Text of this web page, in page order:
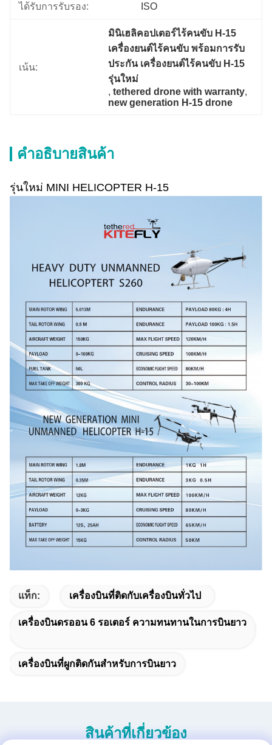
ได้รับการรับรอง: ISO
เน้น:
มินิเฮลิคอปเตอร์ไร้คนขับ H-15
เครื่องยนต์ไร้คนขับ พร้อมการรับ
ประกัน เครื่องยนต์ไร้คนขับ H-15
รุ่นใหม่
, tethered drone with warranty,
new generation H-15 drone
คําอธิบายสินค้า
รุ่นใหม่ MINI HELICOPTER H-15
แท็ก: เครื่องบินที่ติดกับเครื่องบินทั่วไป
เครื่องบินดรออน 6 รอเตอร์ ความทนทานในการบินยาว
เครื่องบินที่ผูกติดกันสําหรับการบินยาว
สินค้าที่เกี่ยวข้อง